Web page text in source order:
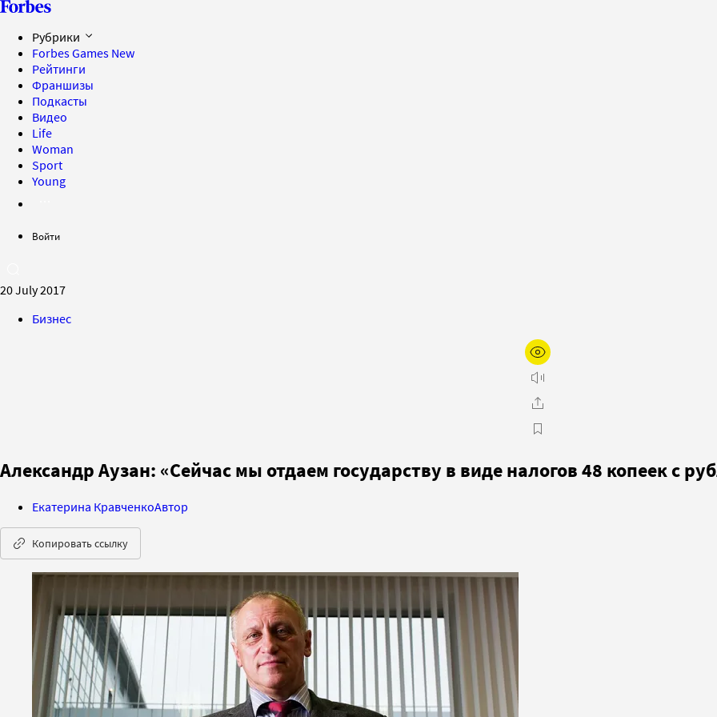
Рубрики
Forbes Games New
Рейтинги
Франшизы
Подкасты
Видео
Life
Woman
Sport
Young
Войти
20 July 2017
Бизнес
Александр Аузан: «Сейчас мы отдаем государству в виде налогов 48 копеек с
Екатерина КравченкоАвтор
Копировать ссылку